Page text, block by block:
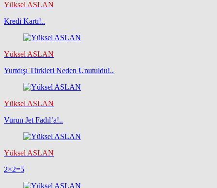
Yüksel ASLAN
Kredi Kartı!..
Yüksel ASLAN
Yurtdışı Türkleri Neden Unutuldu!..
Yüksel ASLAN
Vurun Jet Fadıl’a!..
Yüksel ASLAN
2×2=5